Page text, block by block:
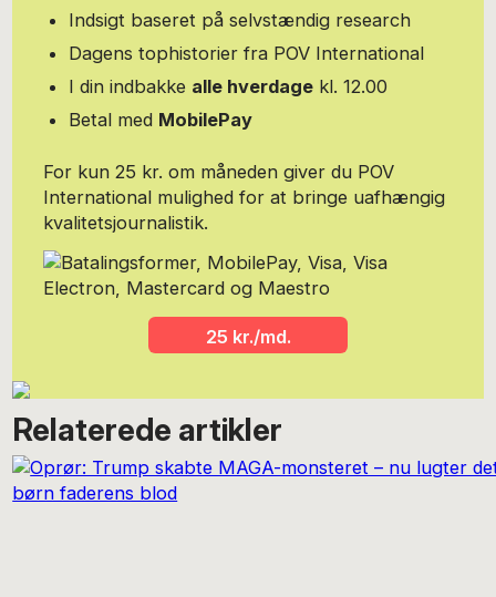
Indsigt baseret på selvstændig research
Dagens tophistorier fra POV International
I din indbakke alle hverdage kl. 12.00
Betal med MobilePay
For kun 25 kr. om måneden giver du POV
International mulighed for at bringe uafhængig
kvalitetsjournalistik.
25 kr./md.
Relaterede artikler